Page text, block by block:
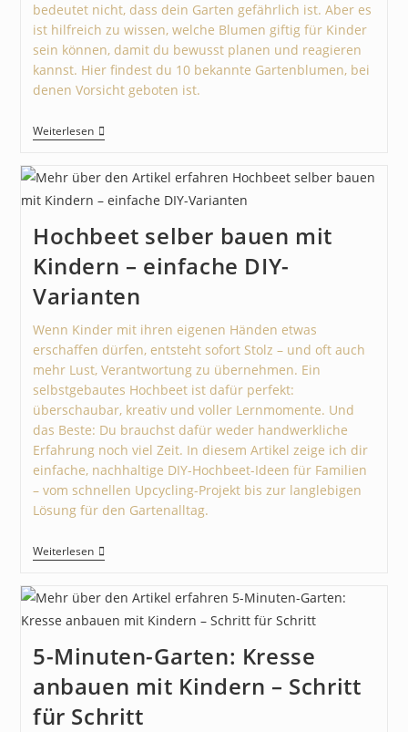
bedeutet nicht, dass dein Garten gefährlich ist. Aber es
ist hilfreich zu wissen, welche Blumen giftig für Kinder
sein können, damit du bewusst planen und reagieren
kannst. Hier findest du 10 bekannte Gartenblumen, bei
denen Vorsicht geboten ist.
Weiterlesen
Hochbeet selber bauen mit
Kindern – einfache DIY-
Varianten
Wenn Kinder mit ihren eigenen Händen etwas
erschaffen dürfen, entsteht sofort Stolz – und oft auch
mehr Lust, Verantwortung zu übernehmen. Ein
selbstgebautes Hochbeet ist dafür perfekt:
überschaubar, kreativ und voller Lernmomente. Und
das Beste: Du brauchst dafür weder handwerkliche
Erfahrung noch viel Zeit. In diesem Artikel zeige ich dir
einfache, nachhaltige DIY-Hochbeet-Ideen für Familien
– vom schnellen Upcycling-Projekt bis zur langlebigen
Lösung für den Gartenalltag.
Weiterlesen
5-Minuten-Garten: Kresse
anbauen mit Kindern – Schritt
für Schritt